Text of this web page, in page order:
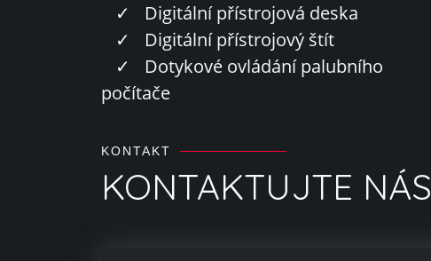
✓
Digitální přístrojová deska
✓
Digitální přístrojový štít
✓
Dotykové ovládání palubního
počítače
KONTAKT
KONTAKTUJTE NÁS